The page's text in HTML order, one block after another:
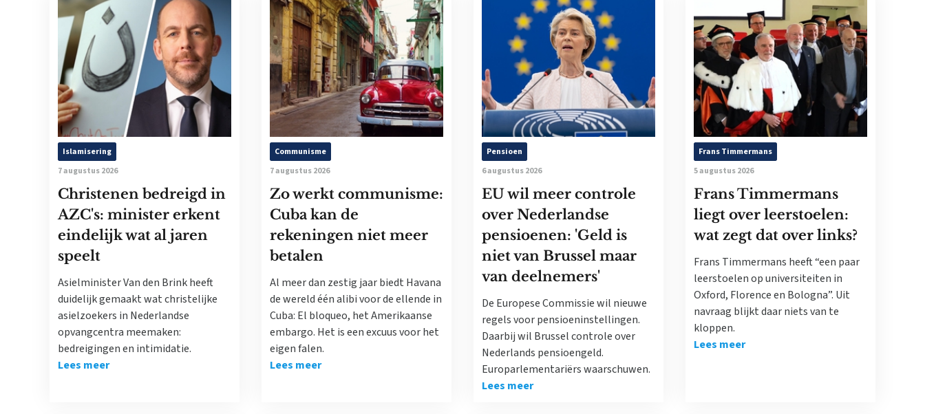
Islamisering
7 augustus 2026
Christenen bedreigd in
AZC's: minister erkent
eindelijk wat al jaren
speelt
Asielminister Van den Brink heeft
duidelijk gemaakt wat christelijke
asielzoekers in Nederlandse
opvangcentra meemaken:
bedreigingen en intimidatie.
Lees meer
Communisme
7 augustus 2026
Zo werkt communisme:
Cuba kan de
rekeningen niet meer
betalen
Al meer dan zestig jaar biedt Havana
de wereld één alibi voor de ellende in
Cuba: El bloqueo, het Amerikaanse
embargo. Het is een excuus voor het
eigen falen.
Lees meer
Pensioen
6 augustus 2026
EU wil meer controle
over Nederlandse
pensioenen: 'Geld is
niet van Brussel maar
van deelnemers'
De Europese Commissie wil nieuwe
regels voor pensioeninstellingen.
Daarbij wil Brussel controle over
Nederlands pensioengeld.
Europarlementariërs waarschuwen.
Lees meer
Frans Timmermans
5 augustus 2026
Frans Timmermans
liegt over leerstoelen:
wat zegt dat over links?
Frans Timmermans heeft “een paar
leerstoelen op universiteiten in
Oxford, Florence en Bologna”. Uit
navraag blijkt daar niets van te
kloppen.
Lees meer